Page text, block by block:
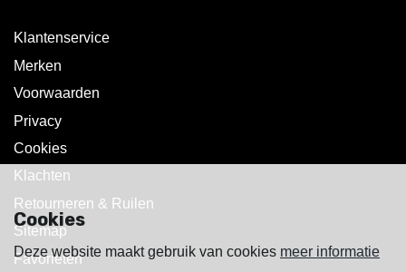
Klantenservice
Merken
Voorwaarden
Privacy
Cookies
Klachten
Retourneren & Ruilen
Sitemap
Favorieten
Cookies
Deze website maakt gebruik van cookies meer informatie